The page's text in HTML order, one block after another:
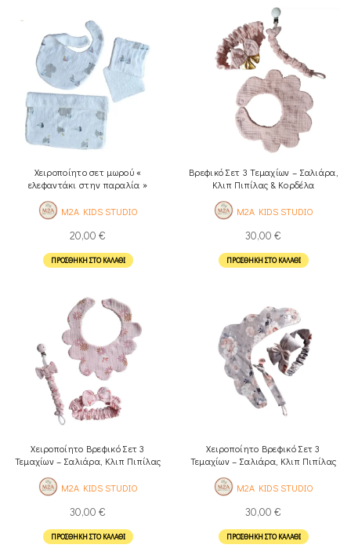
Χειροποίητο σετ μωρού «
ελεφαντάκι στην παραλία »
M2A KIDS STUDIO
20,00 €
ΠΡΟΣΘΉΚΗ ΣΤΟ ΚΑΛΆΘΙ
Βρεφικό Σετ 3 Τεμαχίων – Σαλιάρα,
Κλιπ Πιπίλας & Κορδέλα
M2A KIDS STUDIO
30,00 €
ΠΡΟΣΘΉΚΗ ΣΤΟ ΚΑΛΆΘΙ
Χειροποίητο Βρεφικό Σετ 3
Τεμαχίων – Σαλιάρα, Κλιπ Πιπίλας
M2A KIDS STUDIO
30,00 €
ΠΡΟΣΘΉΚΗ ΣΤΟ ΚΑΛΆΘΙ
Χειροποίητο Βρεφικό Σετ 3
Τεμαχίων – Σαλιάρα, Κλιπ Πιπίλας
M2A KIDS STUDIO
30,00 €
ΠΡΟΣΘΉΚΗ ΣΤΟ ΚΑΛΆΘΙ